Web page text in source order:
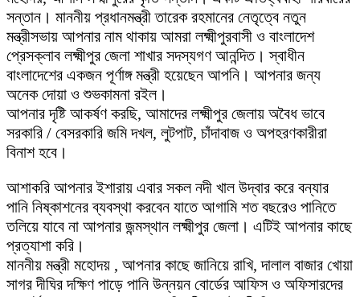
সন্তান। মাননীয় প্রধানমন্ত্রী তারেক রহমানের নেতৃত্বে নতুন
মন্ত্রীসভায় আপনার নাম থাকায় আমরা লক্ষ্মীপুরবাসী ও বাংলাদেশ
প্রেসক্লাব লক্ষ্মীপুর জেলা শাখার সদস্যগণ আনন্দিত। স্বাধীন
বাংলাদেশের একজন পূর্ণাঙ্গ মন্ত্রী হয়েছেন আপনি। আপনার জন্য
অনেক দোয়া ও শুভকামনা রইল।
আপনার দৃষ্টি আকর্ষণ করছি, আমাদের লক্ষ্মীপুর জেলায় অবৈধ ভাবে
সরকারি / বেসরকারি জমি দখল, লুটপাট, চাঁদাবাজ ও অপহরণকারীরা
বিনাশ হবে।
আশাকরি আপনার ইশারায় এবার সকল নদী খাল উদ্বার করে বন্যার
পানি নিষ্কাশনের ব্যবস্থা করবেন যাতে আগামি শত বছরেও পানিতে
তলিয়ে যাবে না আপনার জন্মস্থান লক্ষ্মীপুর জেলা। এটিই আপনার কাছে
প্রত্যাশা করি।
মাননীয় মন্ত্রী মহোদয় , আপনার কাছে জানিয়ে রাখি, দালাল বাজার খোয়া
সাগর দীঘির দক্ষিণ পাড়ে পানি উন্নয়ন বোর্ডের আফিস ও অফিসারদের